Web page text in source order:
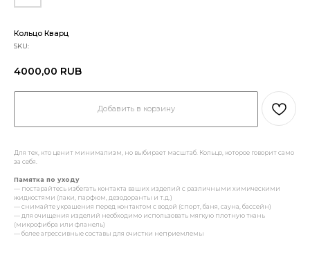
Кольцо Кварц
SKU:
4000,00 RUB
Добавить в корзину
Для тех, кто ценит минимализм, но выбирает масштаб. Кольцо, которое говорит само
за себя.
Памятка по уходу
— постарайтесь избегать контакта ваших изделий с различными химическими
жидкостями (лаки, парфюм, дезодоранты и т.д.)
— снимайте украшения перед контактом с водой (спорт, баня, сауна, бассейн)
— для очищения изделий необходимо использовать мягкую плотную ткань
(микрофибра или фланель)
— более агрессивные составы для очистки неприемлемы